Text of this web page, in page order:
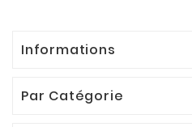
Informations
Par Catégorie